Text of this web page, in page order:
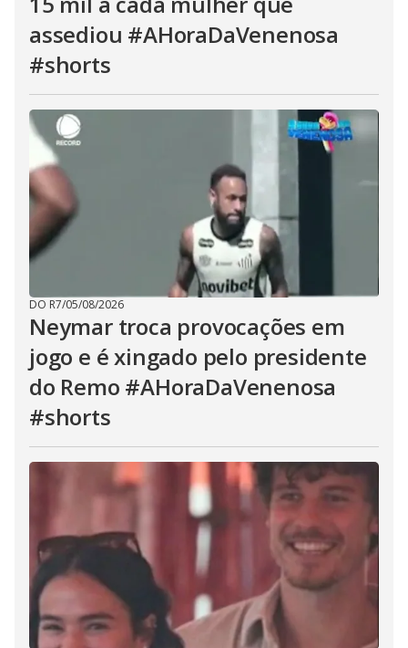
assediou #AHoraDaVenenosa
#shorts
DO R7/05/08/2026
Neymar troca provocações em
jogo e é xingado pelo presidente
do Remo #AHoraDaVenenosa
#shorts